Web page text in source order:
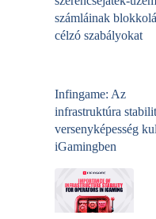
számláinak
célzó szabályokat
Infingame: Az
infrastruktúra
versenyképesség
iGamingben